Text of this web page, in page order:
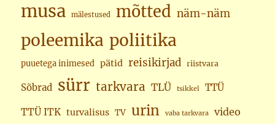
musa mälestused mõtted näm-näm
poleemika poliitika
puuetega inimesed pätid reisikirjad riistvara
Sõbrad sürr tarkvara TLÜ tsikkel TTÜ
TTÜ ITK turvalisus TV urin vaba tarkvara video